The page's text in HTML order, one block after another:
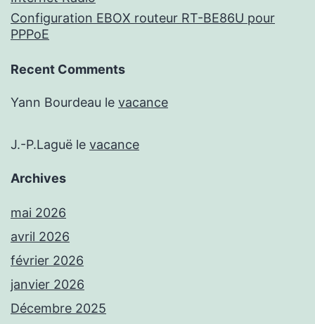
Configuration EBOX routeur RT-BE86U pour
PPPoE
Recent Comments
Yann Bourdeau le vacance
J.-P.Laguë le vacance
Archives
mai 2026
avril 2026
février 2026
janvier 2026
Décembre 2025